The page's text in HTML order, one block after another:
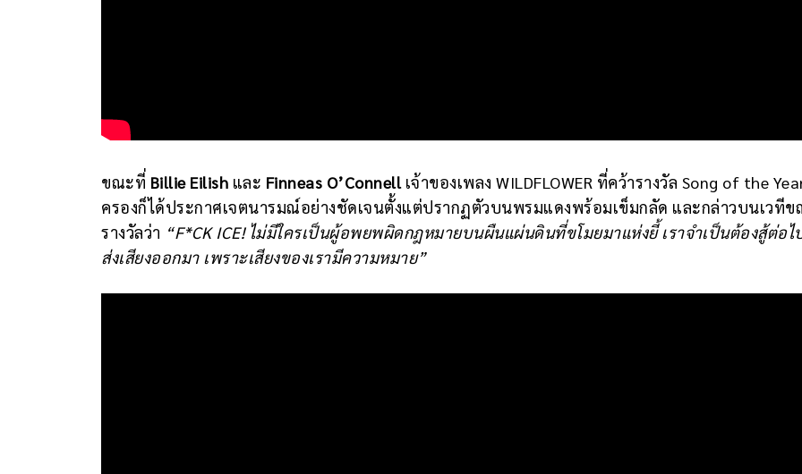
ขณะที่ Billie Eilish และ Finneas O’Connellเจ้าของเพลง WILDFLOWER ที่คว้ารางวัล Song of the
ครองก็ได้ประกาศเจตนารมณ์อย่างชัดเจนตั้งแต่ปรากฏตัวบนพรมแดงพร้อมเข็มกลัด และกล่าวบนเวที
รางวัลว่า “F*CK ICE! ไม่มีใครเป็นผู้อพยพผิดกฎหมายบนผืนแผ่นดินที่ขโมยมาแห่งยี้ เราจำเป็นต้องสู้ต่อไ
ส่งเสียงออกมา เพราะเสียงของเรามีความหมาย”